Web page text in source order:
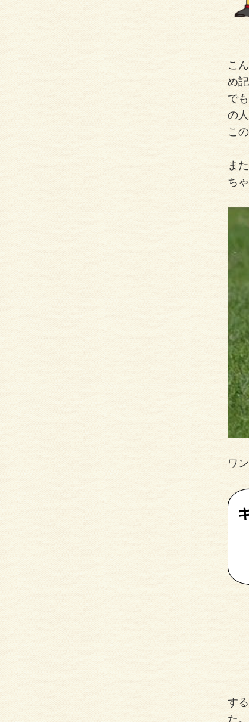
こ
め
で
の
こ
ま
ち
ワ
す
た